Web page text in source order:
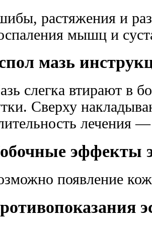
растяжения и
мышц и
мазь
слегка втирают в
Сверху
лечения
эффекты
появление